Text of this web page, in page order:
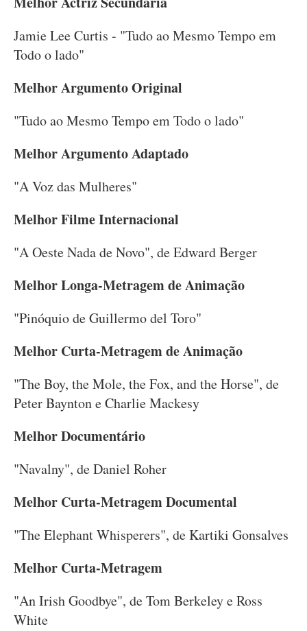
Jamie Lee Curtis - "Tudo ao Mesmo Tempo em
Todo o lado"
Melhor Argumento Original
"Tudo ao Mesmo Tempo em Todo o lado"
Melhor Argumento Adaptado
"A Voz das Mulheres"
Melhor Filme Internacional
"A Oeste Nada de Novo", de Edward Berger
Melhor Longa-Metragem de Animação
"Pinóquio de Guillermo del Toro"
Melhor Curta-Metragem de Animação
"The Boy, the Mole, the Fox, and the Horse", de
Peter Baynton e Charlie Mackesy
Melhor Documentário
"Navalny", de Daniel Roher
Melhor Curta-Metragem Documental
"The Elephant Whisperers", de Kartiki Gonsalves
Melhor Curta-Metragem
"An Irish Goodbye", de Tom Berkeley e Ross
White